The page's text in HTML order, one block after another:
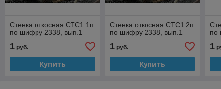
Стенка откосная СТС1.1п
по шифру 2338, вып.1
1 руб.
Купить
Стенка откосная СТС1.2п
по шифру 2338, вып.1
1руб.
Купить
по
1